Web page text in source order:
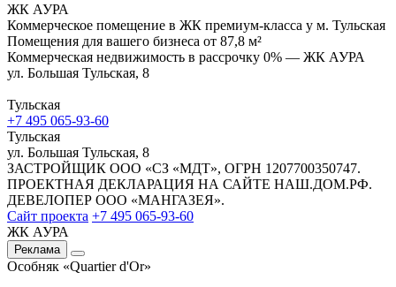
ЖК АУРА
Коммерческое помещение в ЖК премиум-класса у м. Тульская
Помещения для вашего бизнеса от 87,8 м²
Коммерческая недвижимость в рассрочку 0% — ЖК АУРА
ул. Большая Тульская, 8
Тульская
+7 495 065-93-60
Тульская
ул. Большая Тульская, 8
ЗАСТРОЙЩИК ООО «СЗ «МДТ», ОГРН 1207700350747.
ПРОЕКТНАЯ ДЕКЛАРАЦИЯ НА САЙТЕ НАШ.ДОМ.РФ.
ДЕВЕЛОПЕР ООО «МАНГАЗЕЯ».
Сайт проекта +7 495 065-93-60
ЖК АУРА
Реклама
Особняк «Quartier d'Or»